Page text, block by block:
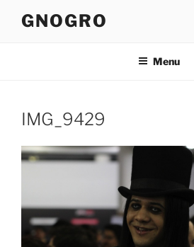
GNOGRO
Menu
IMG_9429